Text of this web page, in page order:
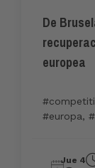
De
europea
#europa,
Jue 4